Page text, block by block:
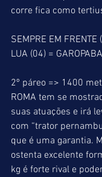
corre fica como
SEMPRE EM FRENTE
LUA (04) =
2º páreo => 1400
ROMA tem se
suas atuações e irá
com “trator
que é uma garantia.
ostenta excelente
kg é forte rival e